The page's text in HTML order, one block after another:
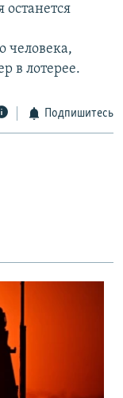
останется
человека,
в лотерее.
Подпишитесь